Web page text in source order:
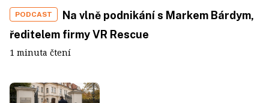
PODCAST
Na vlně podnikání s Markem Bárdym,
ředitelem firmy VR Rescue
1 minuta čtení